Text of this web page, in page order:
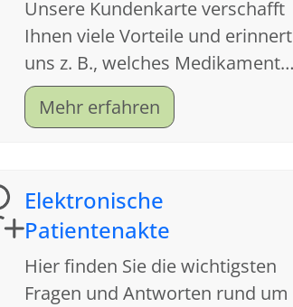
Unsere Kundenkarte verschafft
Ihnen viele Vorteile und erinnert
uns z. B., welches Medikament
Ihnen letztes Jahr bei der Grippe
geholfen hat.
Mehr erfahren
Elektronische
Patientenakte
Hier finden Sie die wichtigsten
Fragen und Antworten rund um